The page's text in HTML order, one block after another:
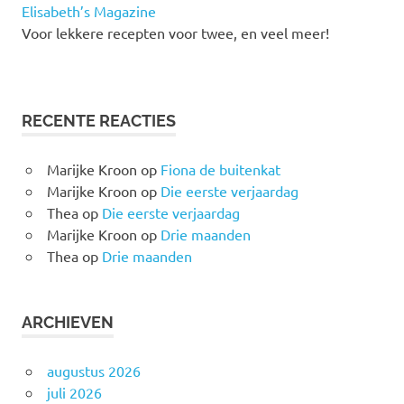
Elisabeth’s Magazine
Voor lekkere recepten voor twee, en veel meer!
RECENTE REACTIES
Marijke Kroon op Fiona de buitenkat
Marijke Kroon op Die eerste verjaardag
Theaop Die eerste verjaardag
Marijke Kroon op Drie maanden
Theaop Drie maanden
ARCHIEVEN
augustus 2026
juli 2026